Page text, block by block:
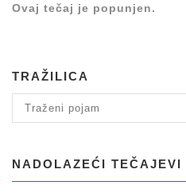
Ovaj tečaj je popunjen.
TRAŽILICA
NADOLAZEĆI TEČAJEVI